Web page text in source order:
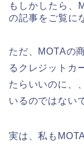
もしかしたら、
の記事をご覧に
ただ、MOTAの
るクレジットカ
たらいいのに、
いるのではない
実は、私も